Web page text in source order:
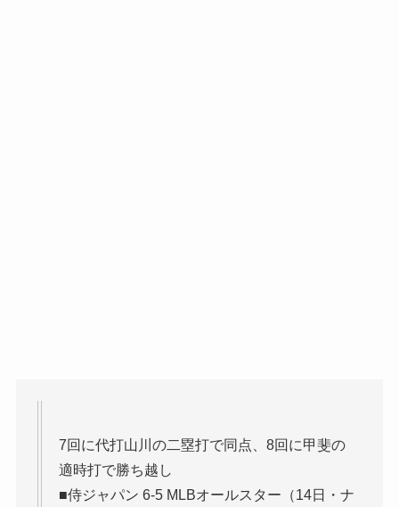
7回に代打山川の二塁打で同点、8回に甲斐の
適時打で勝ち越し
■侍ジャパン 6-5 MLBオールスター（14日・ナ